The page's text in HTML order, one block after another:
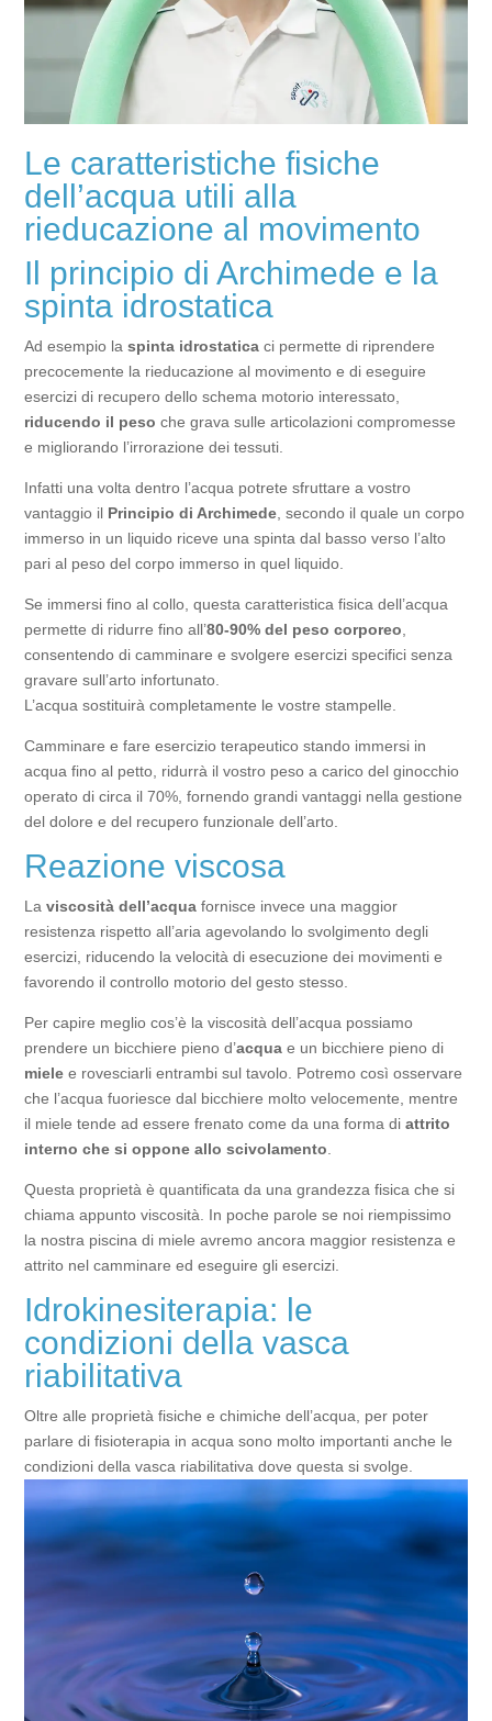
Le caratteristiche fisiche
dell’acqua utili alla
rieducazione al movimento
Il principio di Archimede e la
spinta idrostatica
Ad esempio laspinta idrostatica ci permette di riprendere
precocemente la rieducazione al movimento e di eseguire
esercizi di recupero dello schema motorio interessato,
riducendo il peso che grava sulle articolazioni compromesse
e migliorando l’irrorazione dei tessuti.
Infatti una volta dentro l’acqua potrete sfruttare a vostro
vantaggio il Principio di Archimede , secondo il quale un corpo
immerso in un liquido riceve una spinta dal basso verso l’alto
pari al peso del corpo immerso in quel liquido.
Se immersi fino al collo, questa caratteristica fisica dell’acqua
permette di ridurre fino all’80-90% del peso corporeo
consentendo di camminare e svolgere esercizi specifici senza
gravare sull’arto infortunato.
L’acqua sostituirà completamente le vostre stampelle.
Camminare e fare esercizio terapeutico stando immersi in
acqua fino al petto, ridurrà il vostro peso a carico del ginocchio
operato di circa il 70%, fornendo grandi vantaggi nella gestione
del dolore e del recupero funzionale dell’arto.
Reazione viscosa
Laviscosità dell’acqua fornisce invece una maggior
resistenza rispetto all’aria agevolando lo svolgimento degli
esercizi, riducendo la velocità di esecuzione dei movimenti e
favorendo il controllo motorio del gesto stesso.
Per capire meglio cos’è la viscosità dell’acqua possiamo
prendere un bicchiere pieno d’acqua e un bicchiere pieno di
miele e rovesciarli entrambi sul tavolo. Potremo così osservare
che l’acqua fuoriesce dal bicchiere molto velocemente, mentre
il miele tende ad essere frenato come da una forma diattrito
interno che si oppone allo scivolamento
Questa proprietà è quantificata da una grandezza fisica che si
chiama appunto viscosità. In poche parole se noi riempissimo
la nostra piscina di miele avremo ancora maggior resistenza e
attrito nel camminare ed eseguire gli esercizi.
Idrokinesiterapia: le
condizioni della vasca
riabilitativa
Oltre alle proprietà fisiche e chimiche dell’acqua, per poter
parlare di fisioterapia in acqua sono molto importanti anche le
condizioni della vasca riabilitativa dove questa si svolge.